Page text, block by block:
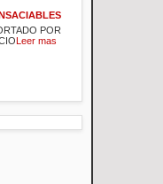
POR
Leer mas